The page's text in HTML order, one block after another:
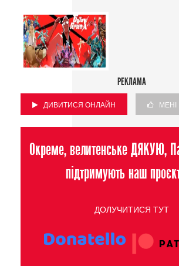
РЕКЛАМА
ДИВИТИСЯ ОНЛАЙН
Окреме, велитенське ДЯКУЮ,
підтримують наш
ДОЛУЧИТИСЯ ТУТ